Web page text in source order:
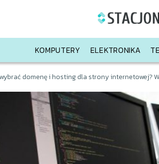
KOMPUTERY ELEKTRONIKA
domenę i hosting dla strony internetowej?